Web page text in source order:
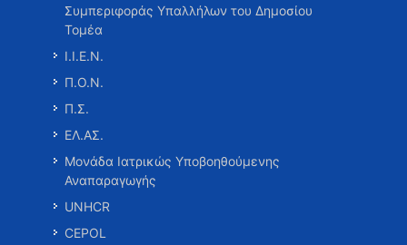
Συμπεριφοράς Υπαλλήλων του Δημοσίου
Τομέα
Ι.Ι.Ε.Ν.
Π.Ο.Ν.
Π.Σ.
ΕΛ.ΑΣ.
Μονάδα Ιατρικώς Υποβοηθούμενης
Αναπαραγωγής
UNHCR
CEPOL